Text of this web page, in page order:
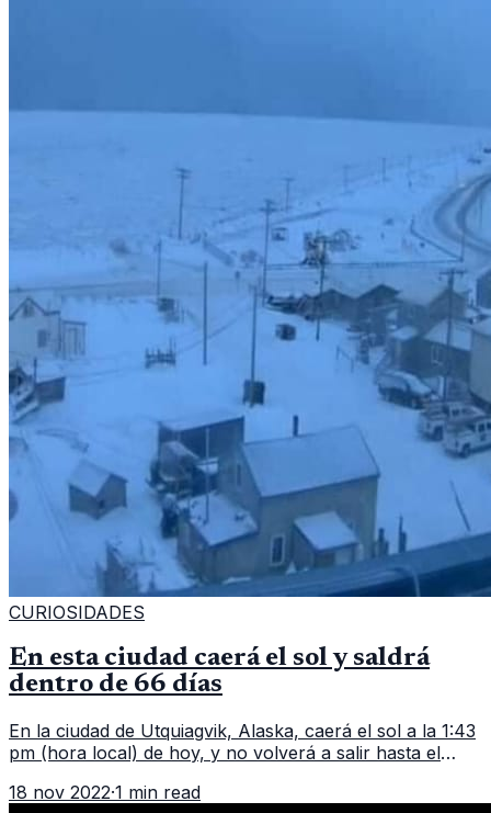
CURIOSIDADES
En esta ciudad caerá el sol y saldrá
dentro de 66 días
En la ciudad de Utquiagvik, Alaska, caerá el sol a la 1:43
pm (hora local) de hoy, y no volverá a salir hasta el
días! Aunque dura
18 nov 2022·1 min read